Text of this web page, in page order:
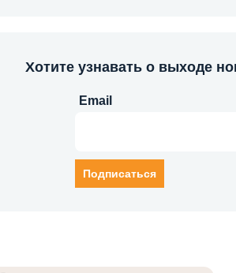
Хотите узнавать о выходе
Email